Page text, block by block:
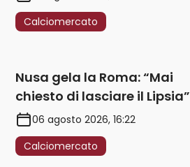
Calciomercato
Nusa gela la Roma: “Mai
chiesto di lasciare il Lipsia”
06 agosto 2026, 16:22
Calciomercato